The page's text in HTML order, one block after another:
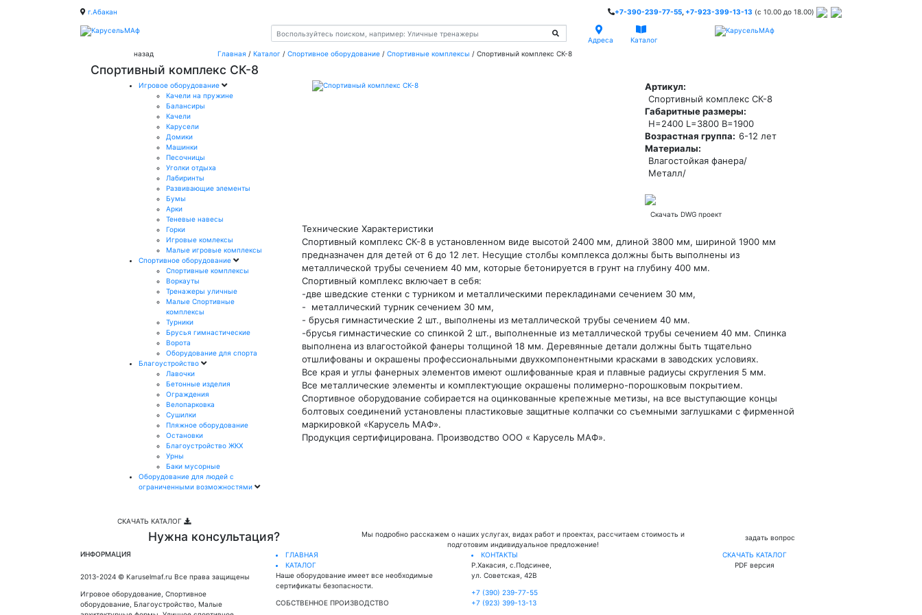
г.Абакан +7-390-239-77-55 +7-923-399-13-13 (c 10.00 до 18.00)
Адреса
Каталог
назад
Главная / Каталог / Спортивное оборудование / Спортивные комплексы / Спортивный комплекс СК-8
Спортивный комплекс СК-8
Игровое оборудование
Качели на пружине
Балансиры
Качели
Карусели
Домики
Машинки
Песочницы
Уголки отдыха
Лабиринты
Развивающие элементы
Бумы
Арки
Теневые навесы
Горки
Игровые комлексы
Малые игровые комплексы
Спортивное оборудование
Спортивные комплексы
Воркауты
Тренажеры уличные
Малые Спортивные
комплексы
Турники
Брусья гимнастические
Ворота
Оборудование для спорта
Благоустройство
Лавочки
Бетонные изделия
Ограждения
Велопарковка
Сушилки
Пляжное оборудование
Остановки
Благоустройство ЖКХ
Урны
Баки мусорные
Оборудование для людей с
ограниченными возможностями
СКАЧАТЬ КАТАЛОГ
Артикул:
Спортивный комплекс СК-8
Габаритные размеры:
H=2400 L=3800 B=1900
Возрастная группа: 6-12 лет
Материалы:
Влагостойкая фанера/
Металл/
Скачать DWG проект
Технические Характеристики
Спортивный комплекс СК-8 в установленном виде высотой 2400 мм, длиной 3800 мм, шириной 1900 мм
предназначен для детей от 6 до 12 лет. Несущие столбы комплекса должны быть выполнены из
металлической трубы сечением 40 мм, которые бетонируется в грунт на глубину 400 мм.
Спортивный комплекс включает в себя:
-две шведские стенки с турником и металлическими перекладинами сечением 30 мм,
- металлический турник сечением 30 мм,
- брусья гимнастические 2 шт., выполнены из металлической трубы сечением 40 мм.
-брусья гимнастические со спинкой 2 шт., выполненные из металлической трубы сечением 40 мм. Спинка
выполнена из влагостойкой фанеры толщиной 18 мм. Деревянные детали должны быть тщательно
отшлифованы и окрашены профессиональными двухкомпонентными красками в заводских условиях.
Все края и углы фанерных элементов имеют ошлифованные края и плавные радиусы скругления 5 мм.
Все металлические элементы и комплектующие окрашены полимерно-порошковым покрытием.
Спортивное оборудование собирается на оцинкованные крепежные метизы, на все выступающие концы
болтовых соединений установлены пластиковые защитные колпачки со съемными заглушками с фирменной
маркировкой «Карусель МАФ».
Продукция сертифицирована. Производство ООО « Карусель МАФ».
Нужна консультация?
Мы подробно расскажем о наших услугах, видах работ и проектах, рассчитаем стоимость и
подготовим индивидуальное предложение!
задать вопрос
ИНФОРМАЦИЯ
2013-2024 © Karuselmaf.ru Все права защищены
Игровое оборудование, Спортивное
оборудование, Благоустройство, Малые
ГЛАВНАЯ
КАТАЛОГ
Наше оборудование имеет все необходимые
сертификаты безопасности.
СОБСТВЕННОЕ ПРОИЗВОДСТВО
КОНТАКТЫ
Р.Хакасия, с.Подсинее,
ул. Советская, 42В
+7 (390) 239-77-55
+7 (923) 399-13-13
СКАЧАТЬ КАТАЛОГ
PDF версия